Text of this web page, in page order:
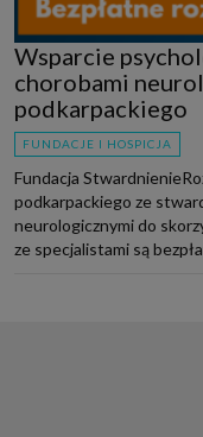
Wsparcie
chorobami
podkarpackiego
FUNDACJE I HOSPICJA
Fundacja
podkarpackiego ze
neurologicznymi do
ze specjalistami są